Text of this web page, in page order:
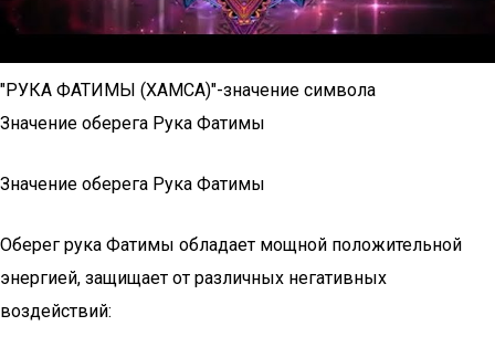
"РУКА ФАТИМЫ (ХАМСА)"-значение символа
Значение оберега Рука Фатимы
Значение оберега Рука Фатимы
Оберег рука Фатимы обладает мощной положительной
энергией, защищает от различных негативных
воздействий: